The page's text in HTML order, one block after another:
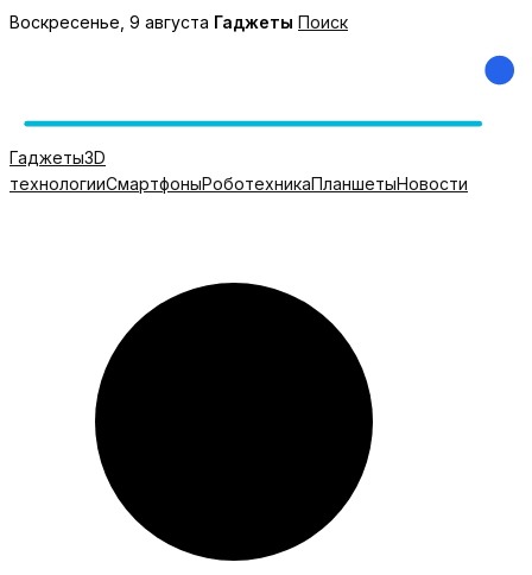
Перейти
Воскресенье, 9 августа Гаджеты Поиск
Гаджеты3D
технологииСмартфоныРоботехникаПланшетыНовости